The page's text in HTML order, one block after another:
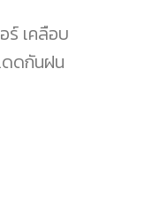
ร์ เคลือบ
ดกันฝน